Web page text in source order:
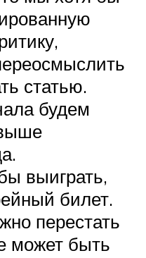
статью.
будем
выиграть,
билет.
перестать
может быть